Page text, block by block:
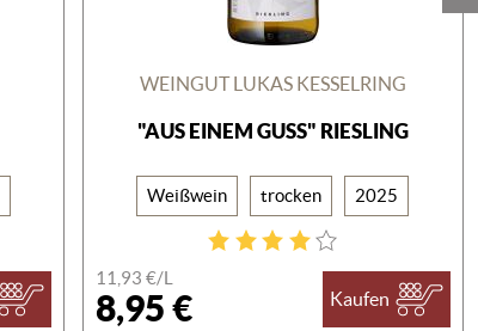
WEINGUT LUKAS KESSELRING
"AUS EINEM GUSS" RIESLING
Weißwein trocken 2025
11,93 €/L
8,95 € Kaufen